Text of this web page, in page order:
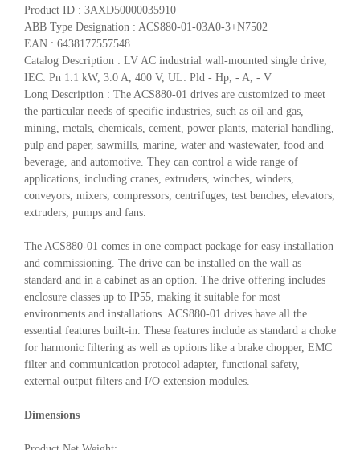
Product ID : 3AXD50000035910
ABB Type Designation : ACS880-01-03A0-3+N7502
EAN : 6438177557548
Catalog Description : LV AC industrial wall-mounted single drive,
IEC: Pn 1.1 kW, 3.0 A, 400 V, UL: Pld - Hp, - A, - V
Long Description : The ACS880-01 drives are customized to meet
the particular needs of specific industries, such as oil and gas,
mining, metals, chemicals, cement, power plants, material handling,
pulp and paper, sawmills, marine, water and wastewater, food and
beverage, and automotive. They can control a wide range of
applications, including cranes, extruders, winches, winders,
conveyors, mixers, compressors, centrifuges, test benches, elevators,
extruders, pumps and fans.
The ACS880-01 comes in one compact package for easy installation
and commissioning. The drive can be installed on the wall as
standard and in a cabinet as an option. The drive offering includes
enclosure classes up to IP55, making it suitable for most
environments and installations. ACS880-01 drives have all the
essential features built-in. These features include as standard a choke
for harmonic filtering as well as options like a brake chopper, EMC
filter and communication protocol adapter, functional safety,
external output filters and I/O extension modules.
Dimensions